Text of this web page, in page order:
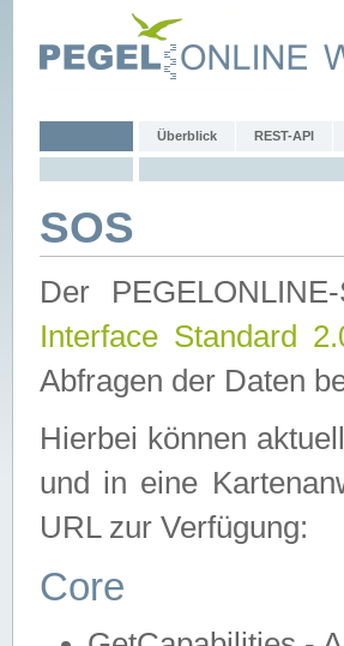
Überblick REST-API
SOS
Der
Interface Standard
Abfragen der Daten
Hierbei können
und in eine
URL zur Verfügung:
Core